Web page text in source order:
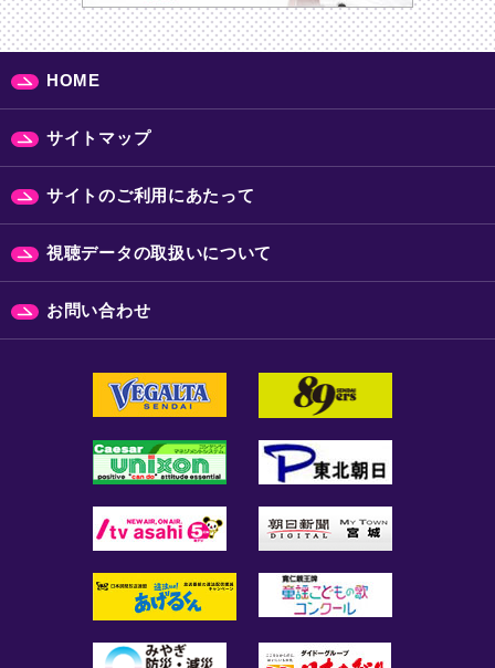
HOME
サイトマップ
サイトのご利用にあたって
視聴データの取扱いについて
お問い合わせ